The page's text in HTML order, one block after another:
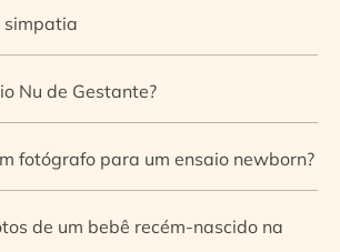
simpatia
Nu de Gestante?
fotógrafo para um ensaio newborn?
de um bebê recém-nascido na